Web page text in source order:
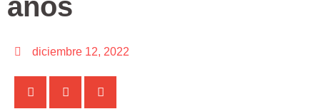
años
diciembre 12, 2022